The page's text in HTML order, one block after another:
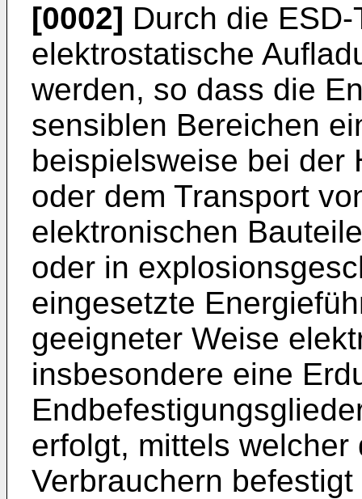
[0002] Durch die
elektrostatische
werden, so dass die
sensiblen Bereichen
beispielsweise bei der
oder dem Transport
elektronischen
oder in
eingesetzte
geeigneter Weise
insbesondere eine
erfolgt, mittels welcher
Verbrauchern befestigt